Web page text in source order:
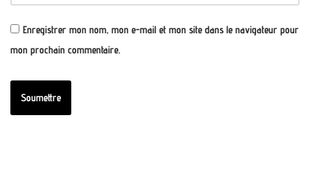
Enregistrer mon nom, mon e-mail et mon site dans le navigateur pour
mon prochain commentaire.